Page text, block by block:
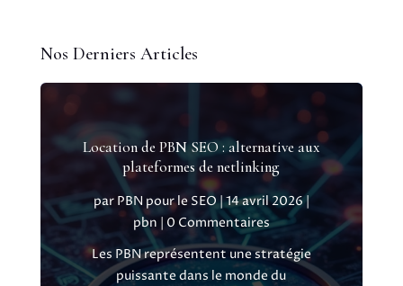
Nos Derniers Articles
Location de PBN SEO : alternative aux
plateformes de netlinking
par PBN pour le SEO|14 avril 2026|
pbn | 0 Commentaires
Les PBN représentent une stratégie
puissante dans le monde du